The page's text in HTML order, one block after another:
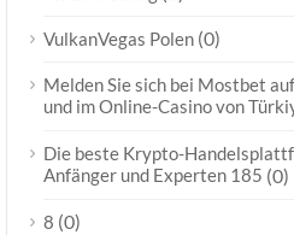
VulkanVegas Polen (0)
Melden Sie sich bei Mostbet
und im Online-Casino von
Die beste Krypto-
Anfänger und Experten 185 (0)
8 (0)